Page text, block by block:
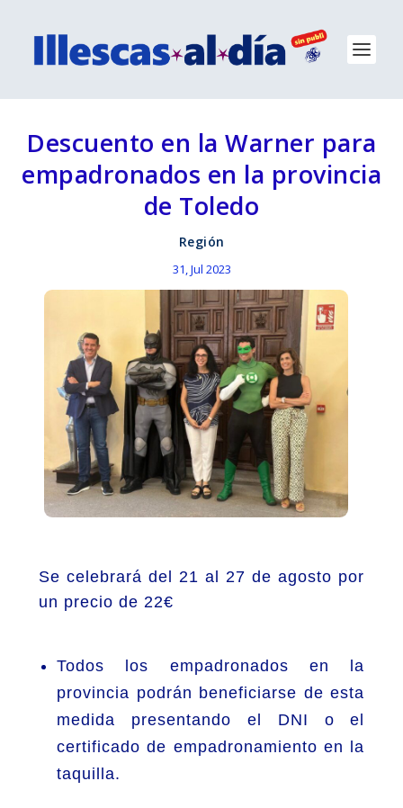
Descuento en la Warner para
empadronados en la provincia
de Toledo
Región
31, Jul 2023
Se celebrará del 21 al 27 de agosto por
un precio de 22€
Todos los empadronados en la
provincia podrán beneficiarse de esta
medida presentando el DNI o el
certificado de empadronamiento en la
taquilla.